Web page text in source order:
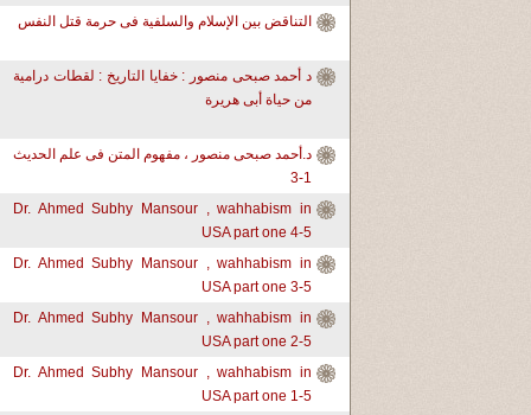
التناقض بين الإسلام والسلفية فى حرمة قتل النفس
د أحمد صبحى منصور : خفايا التاريخ : لقطات درامية
من حياة أبى هريرة
د.أحمد صبحى منصور ، مفهوم المتن فى علم الحديث
1-3
Dr. Ahmed Subhy Mansour , wahhabism in
USA part one 4-5
Dr. Ahmed Subhy Mansour , wahhabism in
USA part one 3-5
Dr. Ahmed Subhy Mansour , wahhabism in
USA part one 2-5
Dr. Ahmed Subhy Mansour , wahhabism in
USA part one 1-5